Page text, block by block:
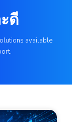
ดี
available